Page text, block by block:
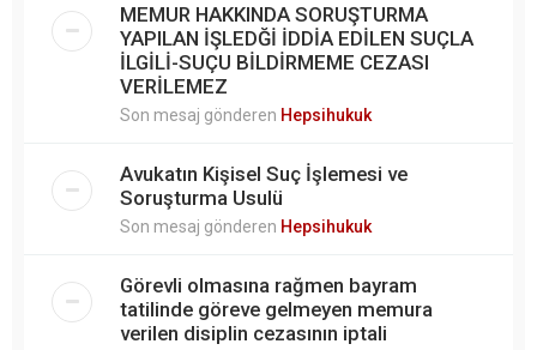
MEMUR HAKKINDA SORUŞTURMA
YAPILAN İŞLEDĞİ İDDİA EDİLEN SUÇLA
İLGİLİ-SUÇU BİLDİRMEME CEZASI
VERİLEMEZ
Son mesaj gönderen Hepsihukuk
Avukatın Kişisel Suç İşlemesi ve
Soruşturma Usulü
Son mesaj gönderen Hepsihukuk
Görevli olmasına rağmen bayram
tatilinde göreve gelmeyen memura
verilen disiplin cezasının iptali